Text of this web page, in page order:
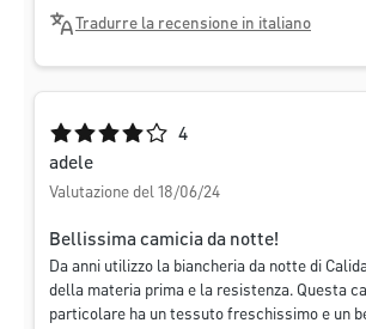
Tradurre la recensione in italiano
Valutazione media di 4 su 5 stelle
4
adele
Valutazione del 18/06/24
Bellissima camicia da notte!
Da anni utilizzo la biancheria da notte di
della materia prima e la resistenza. Questa
particolare ha un tessuto freschissimo e un